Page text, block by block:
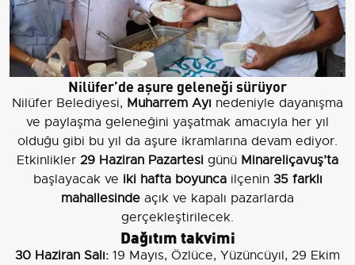
Nilüfer’de aşure geleneği sürüyor
Nilüfer Belediyesi, Muharrem Ayı nedeniyle dayanışma
ve paylaşma geleneğini yaşatmak amacıyla her yıl
olduğu gibi bu yıl da aşure ikramlarına devam ediyor.
Etkinlikler 29 Haziran Pazartesi günü Minareliçavuş’ta
başlayacak ve iki hafta boyuncailçenin 35 farklı
mahallesinde açık ve kapalı pazarlarda
gerçekleştirilecek.
Dağıtım takvimi
30 Haziran Salı: 19 Mayıs, Özlüce, Yüzüncüyıl, 29 Ekim